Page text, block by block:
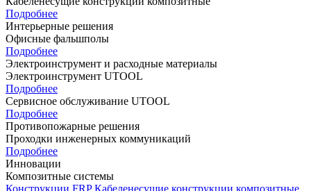
Подробнее
Интерьерные решения
Офисные фальшполы
Подробнее
Электроинструмент и расходные материалы
Электроинструмент UTOOL
Подробнее
Сервисное обслуживание UTOOL
Подробнее
Противопожарные решения
Проходки инженерных коммуникаций
Подробнее
Инновации
Композитные системы
Конструкции FRPКабеленесущие конструкции композитные